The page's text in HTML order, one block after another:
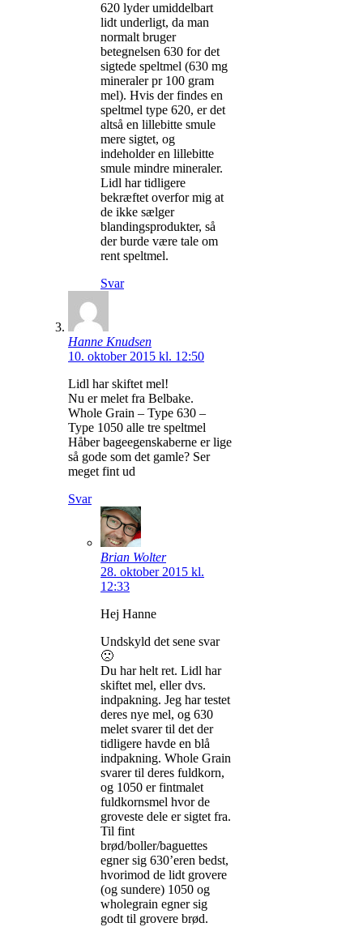
620 lyder umiddelbart
lidt underligt, da man
normalt bruger
betegnelsen 630 for det
sigtede speltmel (630 mg
mineraler pr 100 gram
mel). Hvis der findes en
speltmel type 620, er det
altså en lillebitte smule
mere sigtet, og
indeholder en lillebitte
smule mindre mineraler.
Lidl har tidligere
bekræftet overfor mig at
de ikke sælger
blandingsprodukter, så
der burde være tale om
rent speltmel.
Svar
Hanne Knudsen
10. oktober 2015 kl. 12:50
Lidl har skiftet mel!
Nu er melet fra Belbake.
Whole Grain – Type 630 –
Type 1050 alle tre speltmel
Håber bageegenskaberne er lige
så gode som det gamle? Ser
meget fint ud
Svar
Brian Wolter
28. oktober 2015 kl.
12:33
Hej Hanne
Undskyld det sene svar
🙁
Du har helt ret. Lidl har
skiftet mel, eller dvs.
indpakning. Jeg har testet
deres nye mel, og 630
melet svarer til det der
tidligere havde en blå
indpakning. Whole Grain
svarer til deres fuldkorn,
og 1050 er fintmalet
fuldkornsmel hvor de
groveste dele er sigtet fra.
Til fint
brød/boller/baguettes
egner sig 630’eren bedst,
hvorimod de lidt grovere
(og sundere) 1050 og
wholegrain egner sig
godt til grovere brød.